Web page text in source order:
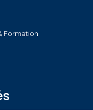
Formation